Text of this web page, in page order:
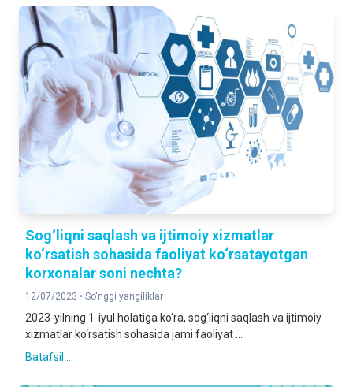
Sog‘liqni saqlash va ijtimoiy xizmatlar
ko‘rsatish sohasida faoliyat ko‘rsatayotgan
korxonalar soni nechta?
12/07/2023 • So'nggi yangiliklar
2023-yilning 1-iyul holatiga ko‘ra, sog‘liqni saqlash va ijtimoiy
xizmatlar ko‘rsatish sohasida jami faoliyat ...
Batafsil ...